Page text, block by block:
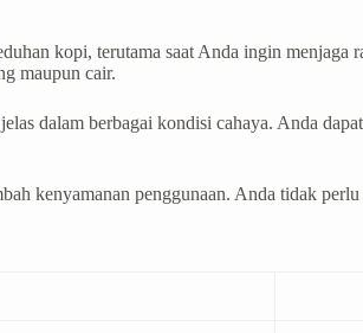
kopi, terutama saat Anda ingin
maupun cair.
dalam berbagai kondisi cahaya. Anda
kenyamanan penggunaan. Anda tidak